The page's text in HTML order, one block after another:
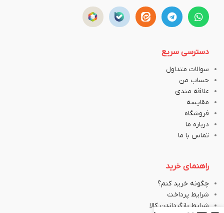
دسترسی سریع
سوالات متداول
حساب من
علاقه مندی
مقایسه
فروشگاه
درباره ما
تماس با ما
راهنمای خرید
چگونه خرید کنم؟
شرایط پرداخت
شرایط بازگرداندن کالا